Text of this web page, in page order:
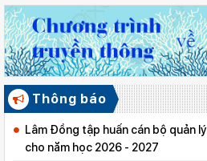
Thông báo
Lâm Đồng tập huấn cán bộ quản
cho năm học 2026 - 2027